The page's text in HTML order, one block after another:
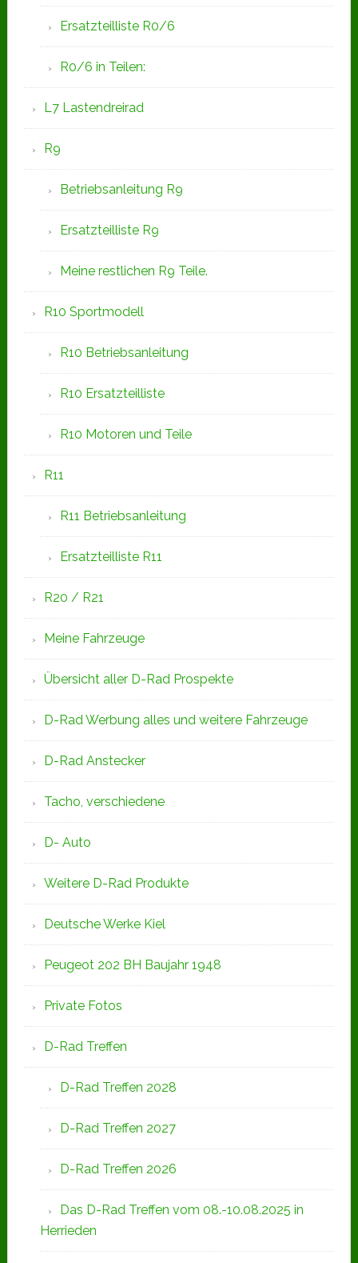
Ersatzteilliste R0/6
R0/6 in Teilen:
L7 Lastendreirad
R9
Betriebsanleitung R9
Ersatzteilliste R9
Meine restlichen R9 Teile.
R10 Sportmodell
R10 Betriebsanleitung
R10 Ersatzteilliste
R10 Motoren und Teile
R11
R11 Betriebsanleitung
Ersatzteilliste R11
R20 / R21
Meine Fahrzeuge
Übersicht aller D-Rad Prospekte
D-Rad Werbung alles und weitere Fahrzeuge
D-Rad Anstecker
Tacho, verschiedene
D- Auto
Weitere D-Rad Produkte
Deutsche Werke Kiel
Peugeot 202 BH Baujahr 1948
Private Fotos
D-Rad Treffen
D-Rad Treffen 2028
D-Rad Treffen 2027
D-Rad Treffen 2026
Das D-Rad Treffen vom 08.-10.08.2025 in
Herrieden